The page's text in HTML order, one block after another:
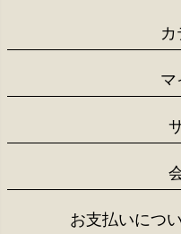
カ
マ
お支払いにつ